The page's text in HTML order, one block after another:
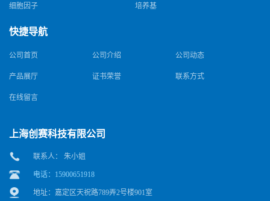
细胞因子 培养基
快捷导航
公司首页 公司介绍 公司动态
产品展厅 证书荣誉 联系方式
在线留言
上海创赛科技有限公司
联系人： 朱小姐
电话：15900651918
地址：嘉定区天祝路789弄2号楼901室